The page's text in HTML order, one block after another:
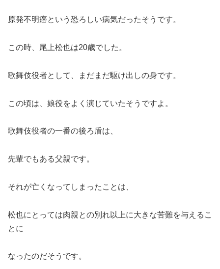
原発不明癌という恐ろしい病気だったそうです。
この時、尾上松也は20歳でした。
歌舞伎役者として、まだまだ駆け出しの身です。
この頃は、娘役をよく演じていたそうですよ。
歌舞伎役者の一番の後ろ盾は、
先輩でもある父親です。
それが亡くなってしまったことは、
松也にとっては肉親との別れ以上に大きな苦難を与えるこ
とに
なったのだそうです。